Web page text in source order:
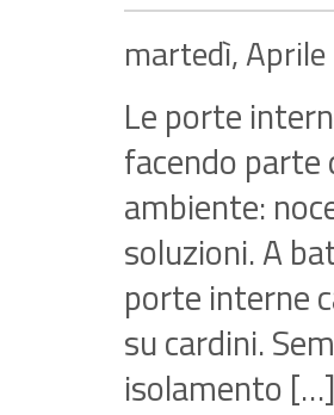
martedì,
Le porte
facendo parte
ambiente:
soluzioni. A
porte interne
su cardini.
isolamento […]